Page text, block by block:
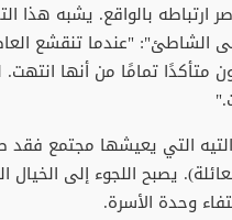
ارتباطه بالواقع. يشبه هذا
الشاطئ": "عندما تنقشع
تمامًا من أنها
التيه التي يعيشها مجتمع
يصبح اللجوء إلى
وحدة الأسرة.